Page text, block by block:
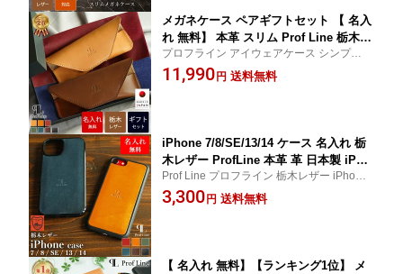
メガネケース ペアギフトセット 【 名入
れ 無料】 本革 スリム Prof Line 栃木レ
ザー 革 おしゃれ めがねケース 牛革 レ
ザー 眼鏡ケース メンズ レディース 誕
プロフライン アイウェアケース シンプル
国産レザー サングラスケース 彼氏 彼女 20
代 30代 40代 50代 60代 70代 日本製 おしゃ
11,990 円 送料無料
iPhone 7/8/SE/13/14 ケース 名入れ 栃
木レザー ProfLine 本革 革 日本製 iPho
ne7 iPhone8 iPhoneSE 第3世代 第2世
代 iPhone13 iPhone14 アイフォンケー
Prof Line プロフライン 栃木レザー iPhone
ケース 7/8/SE対応 スマホケース シンプル
ブラック レザー ギフト 記念品 背面 持ちや
3,300 円 送料無料
【 名入れ 無料】【ランキング1位】 メ